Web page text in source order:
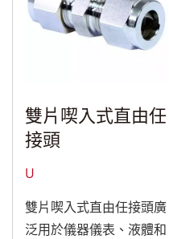
雙片喫入式直由任
接頭
U
雙片喫入式直由任接頭廣
泛用於儀器儀表、液體和